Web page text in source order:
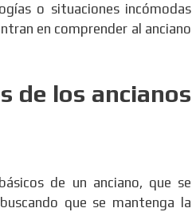
o situaciones incómodas
en comprender al anciano
de los ancianos
de un anciano, que se
que se mantenga la